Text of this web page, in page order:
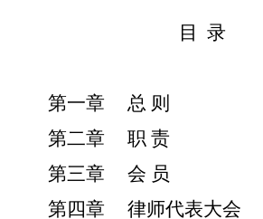
目 录
第一章 总 则
第二章 职 责
第三章 会 员
第四章 律师代表大会